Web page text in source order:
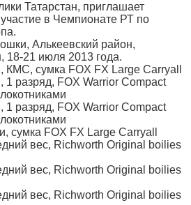
Татарстан, приглашает
в Чемпионате РТ по
Алькеевский район,
18-21 июля 2013 года.
КМС, сумка FOX FX Large Carryall
1 разряд, FOX Warrior Compact
1 разряд, FOX Warrior Compact
сумка FOX FX Large Carryall
вес, Richworth Original boilies
вес, Richworth Original boilies
вес, Richworth Original boilies